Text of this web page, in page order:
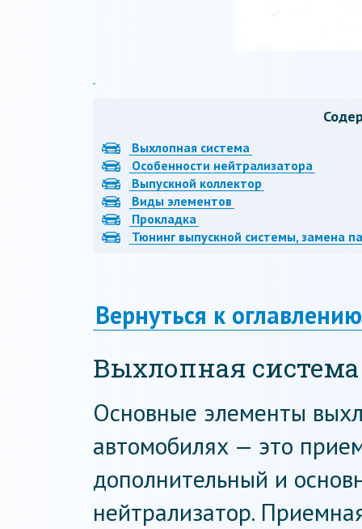
Выхлопная система
Особенности нейтрализатора
Выпускной коллектор
Виды элементов
Прокладка
Тюнинг выпускной системы, замена
Вернуться к оглавлению
Выхлопная система
Основные элементы
автомобилях — это
дополнительный и
нейтрализатор.